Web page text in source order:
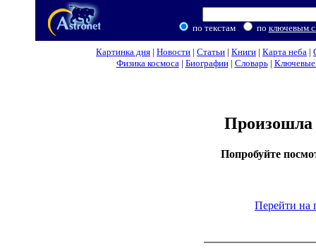
по текстам по ключевым
Картинка дня | Новости | Статьи | Книги | Карта неба |
Физика космоса| Биографии| Словарь| Ключевые
Произошла
Попробуйте
Перейти на